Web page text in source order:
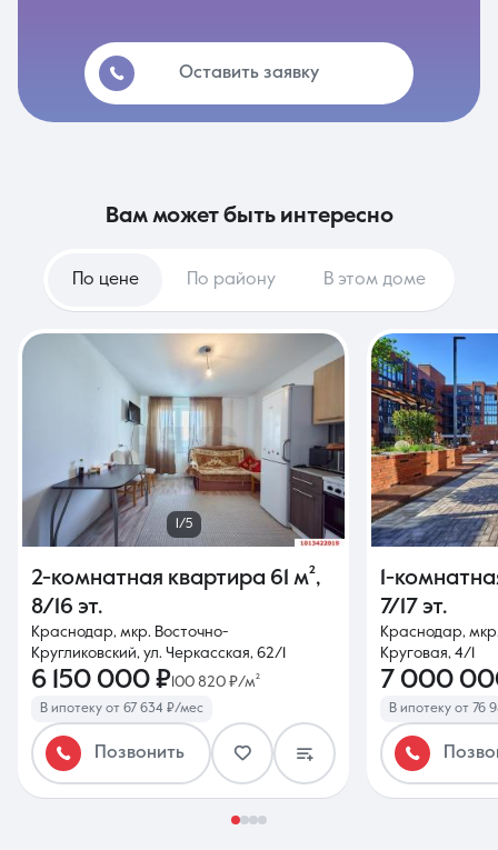
Оставить заявку
вам может быть интересно
По цене По району В этом доме
1/5
2-комнатная квартира 61 м²,
8/16 эт.
Краснодар, мкр. Восточно-
Кругликовский, ул. Черкасская, 62/1
6 150 000 ₽100 820 ₽/м²
В ипотеку от 67 634 ₽/мес
Позвонить
1-
7/17 эт.
Краснодар,
Круговая, 4/1
7 000
В ипотеку от 76